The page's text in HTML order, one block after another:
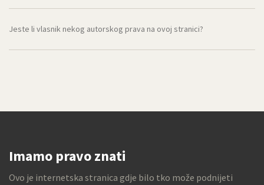
Jeste li vlasnik nekog autorskog prava na ovoj stranici?
Imamo pravo znati
Ovo je internetska stranica gdje bilo tko može podnijeti